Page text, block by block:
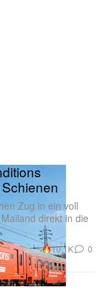
Zug in ein voll
direkt in die
10.1K 0